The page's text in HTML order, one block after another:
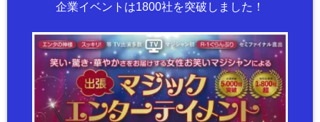
企業イベントは1800社を突破しました！